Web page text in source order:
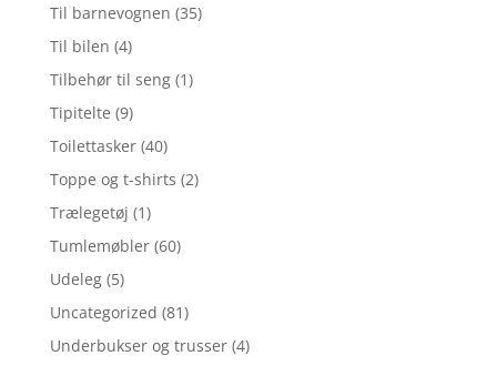
Til barnevognen (35)
Til bilen (4)
Tilbehør til seng (1)
Tipitelte (9)
Toilettasker (40)
Toppe og t-shirts (2)
Trælegetøj (1)
Tumlemøbler (60)
Udeleg (5)
Uncategorized (81)
Underbukser og trusser (4)